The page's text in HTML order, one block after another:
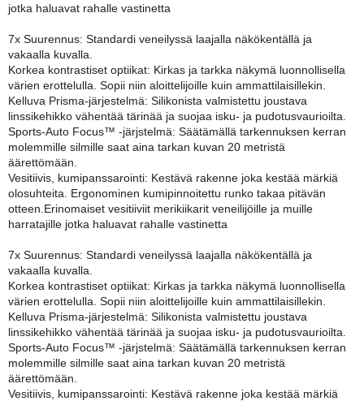
jotka haluavat rahalle vastinetta
7x Suurennus: Standardi veneilyssä laajalla näkökentällä ja
vakaalla kuvalla.
Korkea kontrastiset optiikat: Kirkas ja tarkka näkymä luonnollisella
värien erottelulla. Sopii niin aloittelijoille kuin ammattilaisillekin.
Kelluva Prisma-järjestelmä: Silikonista valmistettu joustava
linssikehikko vähentää tärinää ja suojaa isku- ja pudotusvaurioilta.
Sports-Auto Focus™ -järjstelmä: Säätämällä tarkennuksen kerran
molemmille silmille saat aina tarkan kuvan 20 metristä
äärettömään.
Vesitiivis, kumipanssarointi: Kestävä rakenne joka kestää märkiä
olosuhteita. Ergonominen kumipinnoitettu runko takaa pitävän
otteen.Erinomaiset vesitiiviit merikiikarit veneilijöille ja muille
harratajille jotka haluavat rahalle vastinetta
7x Suurennus: Standardi veneilyssä laajalla näkökentällä ja
vakaalla kuvalla.
Korkea kontrastiset optiikat: Kirkas ja tarkka näkymä luonnollisella
värien erottelulla. Sopii niin aloittelijoille kuin ammattilaisillekin.
Kelluva Prisma-järjestelmä: Silikonista valmistettu joustava
linssikehikko vähentää tärinää ja suojaa isku- ja pudotusvaurioilta.
Sports-Auto Focus™ -järjstelmä: Säätämällä tarkennuksen kerran
molemmille silmille saat aina tarkan kuvan 20 metristä
äärettömään.
Vesitiivis, kumipanssarointi: Kestävä rakenne joka kestää märkiä